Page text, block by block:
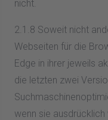
nicht.
2.1.8 Soweit nicht
Webseiten für die
Edge in ihrer jeweils
die letzten zwei
wenn sie